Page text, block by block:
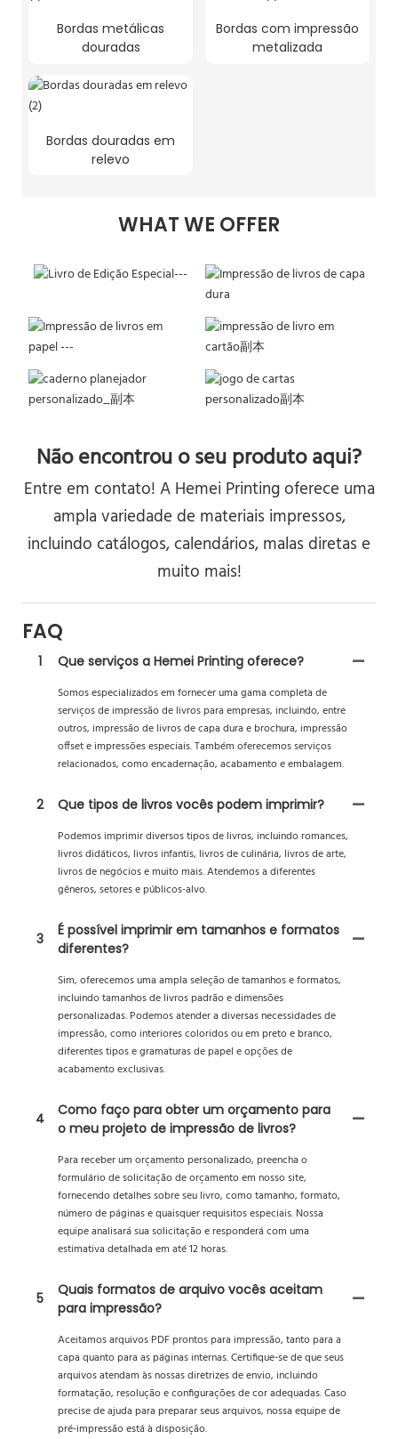
Bordas metálicas
douradas
Bordas com impressão
metalizada
Bordas douradas em
relevo
WHAT WE OFFER
Não encontrou o seu produto aqui?
Entre em contato! A Hemei Printing oferece uma
ampla variedade de materiais impressos,
incluindo catálogos, calendários, malas diretas e
muito mais!
FAQ
1
Que serviços a Hemei Printing oferece?
Somos especializados em fornecer uma gama completa de
serviços de impressão de livros para empresas, incluindo, entre
outros, impressão de livros de capa dura e brochura, impressão
offset e impressões especiais. Também oferecemos serviços
relacionados, como encadernação, acabamento e embalagem.
2
Que tipos de livros vocês podem imprimir?
Podemos imprimir diversos tipos de livros, incluindo romances,
livros didáticos, livros infantis, livros de culinária, livros de arte,
livros de negócios e muito mais. Atendemos a diferentes
gêneros, setores e públicos-alvo.
3
É possível imprimir em tamanhos e formatos
diferentes?
Sim, oferecemos uma ampla seleção de tamanhos e formatos,
incluindo tamanhos de livros padrão e dimensões
personalizadas. Podemos atender a diversas necessidades de
impressão, como interiores coloridos ou em preto e branco,
diferentes tipos e gramaturas de papel e opções de
acabamento exclusivas.
4
Como faço para obter um orçamento para
o meu projeto de impressão de livros?
Para receber um orçamento personalizado, preencha o
formulário de solicitação de orçamento em nosso site,
fornecendo detalhes sobre seu livro, como tamanho, formato,
número de páginas e quaisquer requisitos especiais. Nossa
equipe analisará sua solicitação e responderá com uma
estimativa detalhada em até 12 horas.
5
Quais formatos de arquivo vocês aceitam
para impressão?
Aceitamos arquivos PDF prontos para impressão, tanto para a
capa quanto para as páginas internas. Certifique-se de que seus
arquivos atendam às nossas diretrizes de envio, incluindo
formatação, resolução e configurações de cor adequadas. Caso
precise de ajuda para preparar seus arquivos, nossa equipe de
pré-impressão está à disposição.